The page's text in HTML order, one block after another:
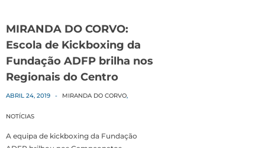
MIRANDA DO CORVO:
Escola de Kickboxing da
Fundação ADFP brilha nos
Regionais do Centro
ABRIL 24, 2019 - MIRANDA DO CORVO,
NOTÍCIAS
A equipa de kickboxing da Fundação